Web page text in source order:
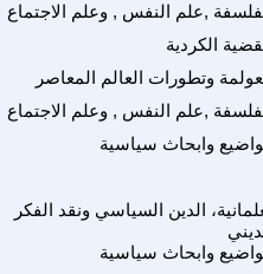
,علم النفس , وعلم الاجتماع
الكردية
وتطورات العالم المعاصر
,علم النفس , وعلم الاجتماع
وابحاث سياسية
الدين السياسي ونقد الفكر
وابحاث سياسية